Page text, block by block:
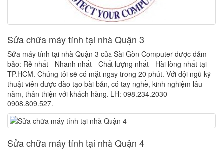
Sửa chữa máy tính tại nhà Quận 3
Sửa máy tính tại nhà Quận 3 của Sài Gòn Computer được đảm
bảo: Rẻ nhất - Nhanh nhất - Chất lượng nhất - Hài lòng nhất tại
TP.HCM. Chúng tôi sẽ có mặt ngay trong 20 phút. Với đội ngũ kỹ
thuật viên được đào tạo bài bản, có tay nghề, kinh nghiệm lâu
năm, thân thiện với khách hàng. LH: 098.234.2030 -
0908.809.527.
Sửa chữa máy tính tại nhà Quận 4